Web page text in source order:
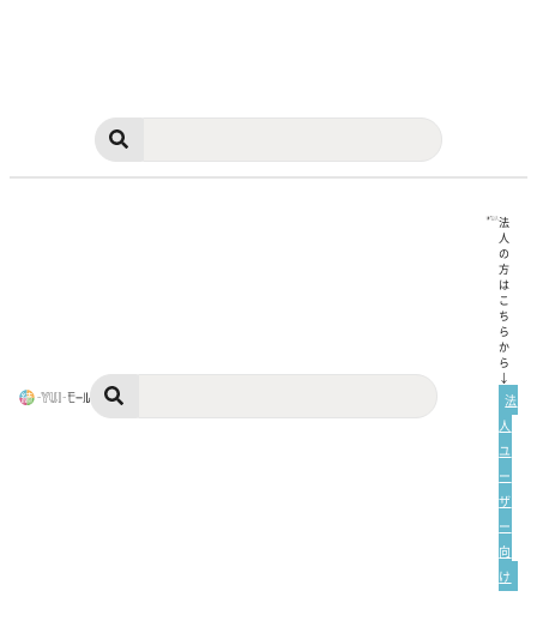
法
人
の
方
は
こ
ち
ら
か
ら
↓
法
人
ユ
ー
ザ
ー
向
け